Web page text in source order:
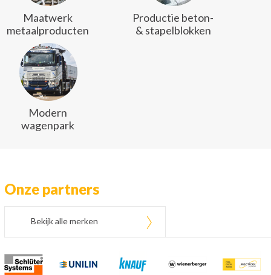
Maatwerk
metaalproducten
Productie beton-
& stapelblokken
Modern
wagenpark
Onze partners
Bekijk alle merken